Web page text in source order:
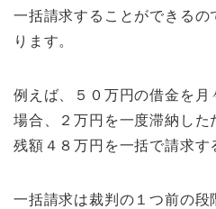
一括請求することができるの
ります。
例えば、５０万円の借金を月
場合、２万円を一度滞納した
残額４８万円を一括で請求す
一括請求は裁判の１つ前の段